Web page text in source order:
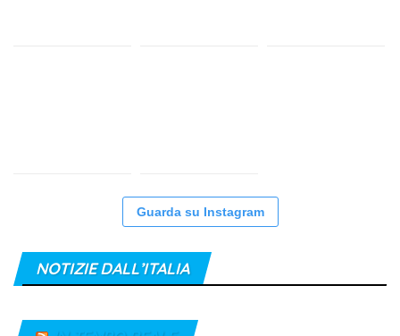
Guarda su Instagram
NOTIZIE DALL’ITALIA